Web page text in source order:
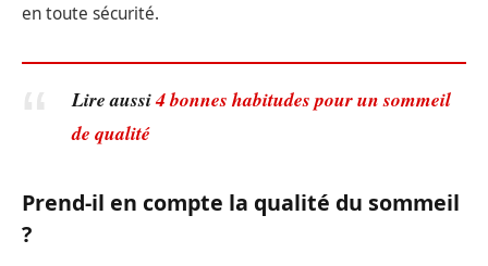
en toute sécurité.
Lire aussi4 bonnes habitudes pour un sommeil
de qualité
Prend-il en compte la qualité du sommeil
?